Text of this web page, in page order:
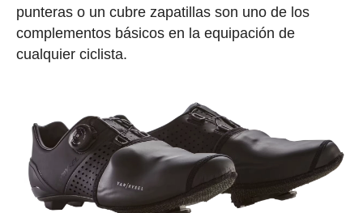
punteras o un cubre zapatillas son uno de los
complementos básicos en la equipación de
cualquier ciclista.